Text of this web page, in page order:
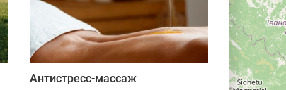
Антистресс-массаж